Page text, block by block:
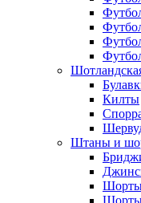
Килты
Штаны и